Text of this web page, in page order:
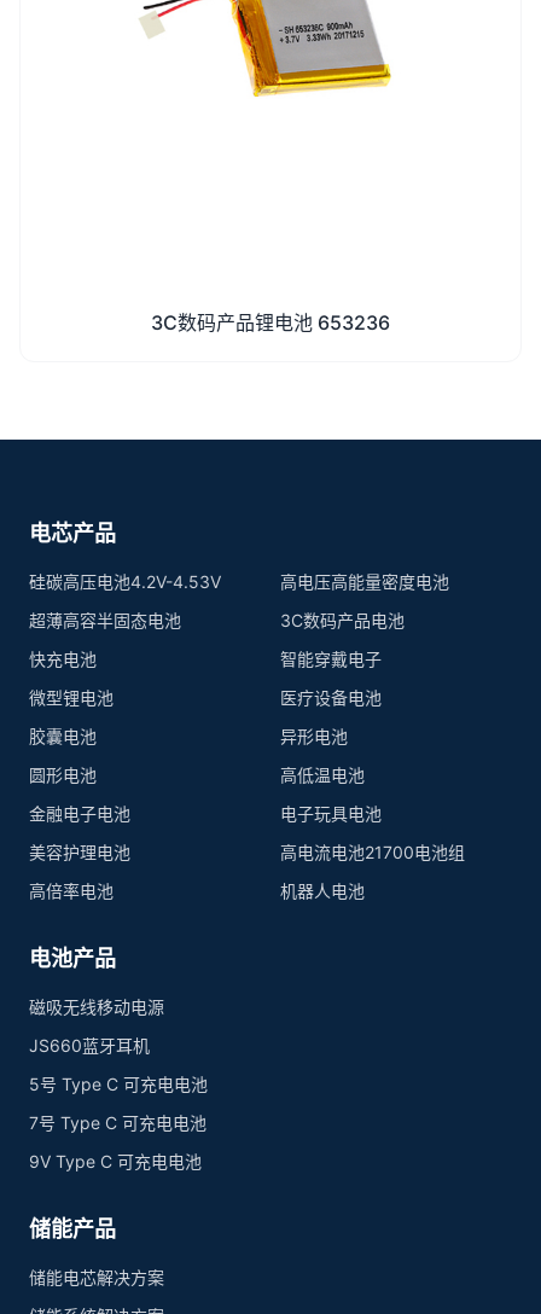
3C数码产品锂电池 653236
电芯产品
硅碳高压电池4.2V-4.53V
高电压高能量密度电池
超薄高容半固态电池
3C数码产品电池
快充电池
智能穿戴电子
微型锂电池
医疗设备电池
胶囊电池
异形电池
圆形电池
高低温电池
金融电子电池
电子玩具电池
美容护理电池
高电流电池21700电池组
高倍率电池
机器人电池
电池产品
磁吸无线移动电源
JS660蓝牙耳机
5号 Type C 可充电电池
7号 Type C 可充电电池
9V Type C 可充电电池
储能产品
储能电芯解决方案